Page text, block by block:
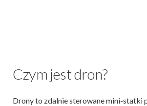
Czym jest dron?
Drony to zdalnie sterowane mini-statki